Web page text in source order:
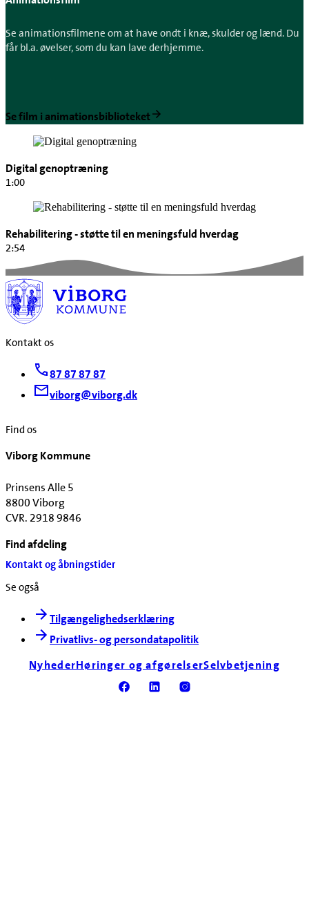
Se animationsfilmene om at have ondt i knæ, skulder og lænd. Du
får bl.a. øvelser, som du kan lave derhjemme.
Se film i animationsbiblioteket
Digital genoptræning
1:00
Rehabilitering - støtte til en meningsfuld hverdag
2:54
Kontakt os
87 87 87 87
viborg@viborg.dk
Find os
Viborg Kommune
Prinsens Alle 5
8800 Viborg
CVR. 2918 9846
Find afdeling
Kontakt og åbningstider
Se også
Tilgængelighedserklæring
Privatlivs- og persondatapolitik
NyhederHøringer og afgørelserSelvbetjening